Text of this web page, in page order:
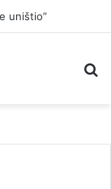
uništio”